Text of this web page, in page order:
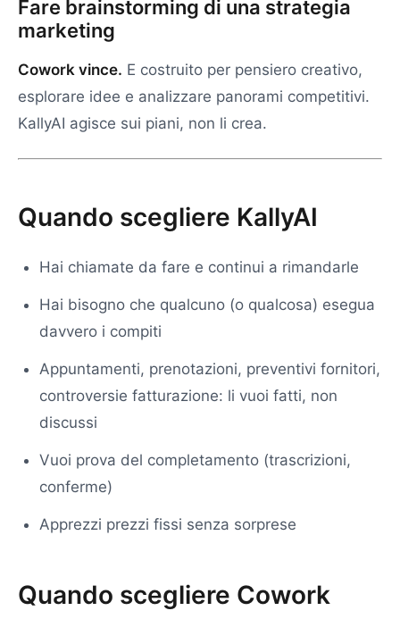
Fare brainstorming di una strategia
marketing
Cowork vince. E costruito per pensiero creativo,
esplorare idee e analizzare panorami competitivi.
KallyAI agisce sui piani, non li crea.
Quando scegliere KallyAI
Hai chiamate da fare e continui a rimandarle
Hai bisogno che qualcuno (o qualcosa) esegua
davvero i compiti
Appuntamenti, prenotazioni, preventivi fornitori,
controversie fatturazione: li vuoi fatti, non
discussi
Vuoi prova del completamento (trascrizioni,
conferme)
Apprezzi prezzi fissi senza sorprese
Quando scegliere Cowork